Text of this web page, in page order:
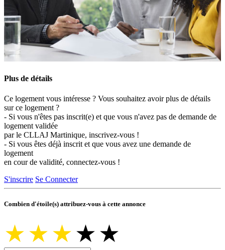
Plus de détails
Ce logement vous intéresse ? Vous souhaitez avoir plus de détails
sur ce logement ?
- Si vous n'êtes pas inscrit(e) et que vous n'avez pas de demande de
logement validée
par le CLLAJ Martinique, inscrivez-vous !
- Si vous êtes déjà inscrit et que vous avez une demande de
logement
en cour de validité, connectez-vous !
S'inscrire Se Connecter
Combien d'étoile(s) attribuez-vous à cette annonce
★★★★★